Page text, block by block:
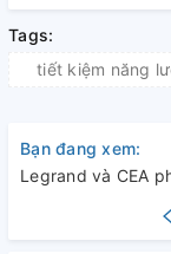
Tags:
tiết kiệm năng
Bạn đang xem: